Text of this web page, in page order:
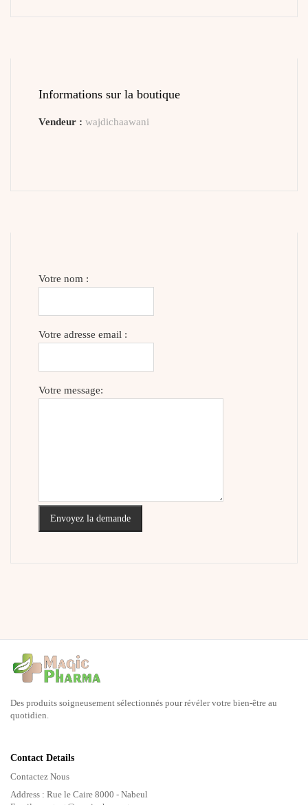
Informations sur la boutique
Vendeur : wajdichaawani
Votre nom :
Votre adresse email :
Votre message:
Envoyez la demande
Des produits soigneusement sélectionnés pour révéler votre bien-être au
quotidien.
Contact Details
Contactez Nous
Address : Rue le Caire 8000 - Nabeul